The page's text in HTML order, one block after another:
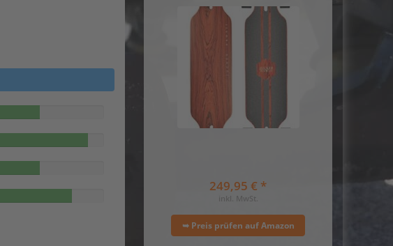
249,95 € *
inkl. MwSt.
➥ Preis prüfen auf Amazon